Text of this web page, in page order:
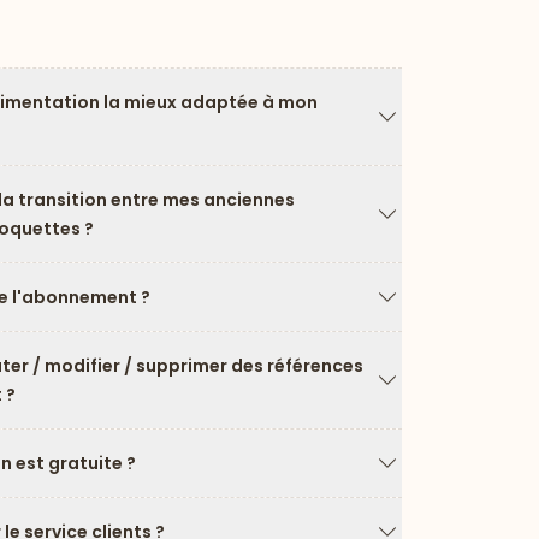
la mieux adaptée à mon
transition entre mes anciennes
?
l'abonnement ?
Flèche vers le
/ modifier / supprimer des références
est gratuite ?
Flèche vers le
service clients ?